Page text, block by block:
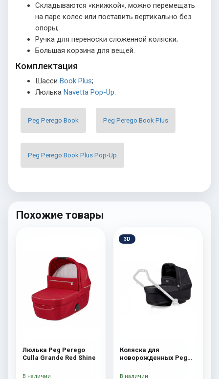
Складываются «книжкой», можно перемещать
на паре колёс или поставить вертикально без
опоры;
Ручка для переноски сложенной коляски;
Большая корзина для вещей.
Комплектация
Шасси Book Plus;
Люлька Navetta Pop-Up
Peg Perego Book Peg Perego Book Plus
Peg Perego Book Plus Pop-Up
Похожие товары
Люлька Peg Perego
Culla Grande Red Shine
В наличии
3D
Коляска для
новорожденных Peg
Pop-Up) Onyx
В наличии